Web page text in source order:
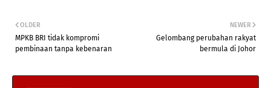
NEWER
Gelombang perubahan rakyat
bermula di Johor
OLDER
MPKB BRI tidak kompromi
pembinaan tanpa kebenaran